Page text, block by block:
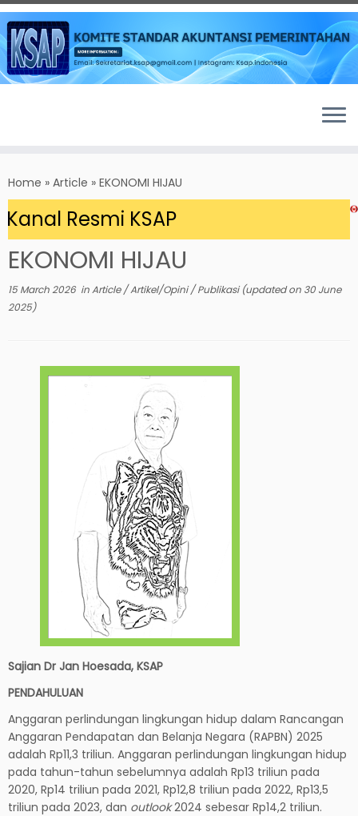
to
content
Home » Article » EKONOMI HIJAU
Resmi KSAP
EKONOMI HIJAU
15 March 2026inArticle/Artikel/Opini/Publikasi(updated on 30 June
2025)
Sajian Dr Jan Hoesada, KSAP
PENDAHULUAN
Anggaran perlindungan lingkungan hidup dalam Rancangan
Anggaran Pendapatan dan Belanja Negara (RAPBN) 2025
adalah Rp11,3 triliun. Anggaran perlindungan lingkungan hidup
pada tahun-tahun sebelumnya adalah Rp13 triliun pada
2020, Rp14 triliun pada 2021, Rp12,8 triliun pada 2022, Rp13,5
triliun pada 2023, dan outlook2024 sebesar Rp14,2 triliun.